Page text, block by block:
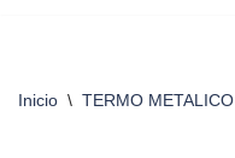
Inicio \ TERMO METALICO